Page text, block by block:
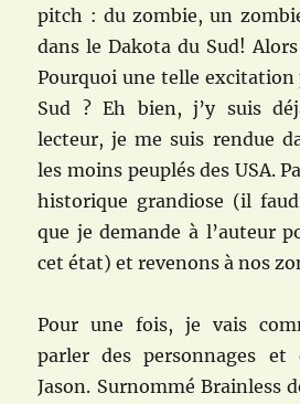
pitch : du zombie, un
dans le Dakota du Sud!
Pourquoi une telle excitation
Sud ? Eh bien, j’y suis
lecteur, je me suis rendue
les moins peuplés des USA.
historique grandiose (il
que je demande à l’auteur
cet état) et revenons à nos
Pour une fois, je vais
parler des personnages
Jason. Surnommé Brainless